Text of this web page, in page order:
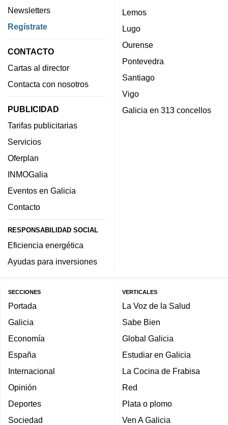
Newsletters
Regístrate
CONTACTO
Cartas al director
Contacta con nosotros
PUBLICIDAD
Tarifas publicitarias
Servicios
Oferplan
INMOGalia
Eventos en Galicia
Contacto
RESPONSABILIDAD SOCIAL
Eficiencia energética
Ayudas para inversiones
Lemos
Lugo
Ourense
Pontevedra
Santiago
Vigo
Galicia en 313 concellos
SECCIONES
Portada
Galicia
Economía
España
Internacional
Opinión
Deportes
Sociedad
VERTICALES
La Voz de la Salud
Sabe Bien
Global Galicia
Estudiar en Galicia
La Cocina de Frabisa
Red
Plata o plomo
Ven A Galicia